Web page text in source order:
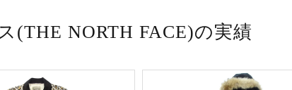
(THE NORTH FACE) の実績